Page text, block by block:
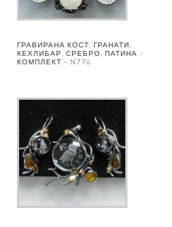
ГРАВИРАНА КОСТ, ГРАНАТИ,
КЕХЛИБАР, СРЕБРО, ПАТИНА –
КОМПЛЕКТ – N776